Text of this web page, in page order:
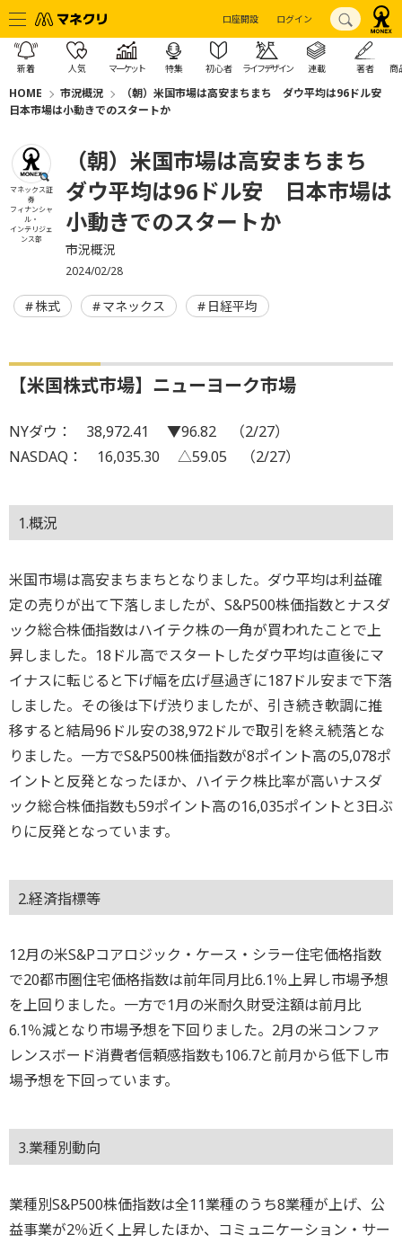
口座開設 ログイン
新着 人気 マーケット 特集 初心者 ライフデザイン 連載 著者 商
HOME 市況概況
（朝）米国市場は高安まちまち ダウ平均は96ドル安
日本市場は小動きでのスタートか
マネックス証
券
フィナンシャ
ル・
インテリジェ
ンス部
（朝）米国市場は高安まちまち
ダウ平均は96ドル安 日本市場は
小動きでのスタートか
市況概況
2024/02/28
株式 マネックス 日経平均
【米国株式市場】ニューヨーク市場
NYダウ： 38,972.41 ▼96.82 （2/27）
NASDAQ： 16,035.30 △59.05 （2/27）
1.概況
米国市場は高安まちまちとなりました。ダウ平均は利益確
定の売りが出て下落しましたが、S&P500株価指数とナスダ
ック総合株価指数はハイテク株の一角が買われたことで上
昇しました。18ドル高でスタートしたダウ平均は直後にマ
イナスに転じると下げ幅を広げ昼過ぎに187ドル安まで下落
しました。その後は下げ渋りましたが、引き続き軟調に推
移すると結局96ドル安の38,972ドルで取引を終え続落とな
りました。一方でS&P500株価指数が8ポイント高の5,078ポ
イントと反発となったほか、ハイテク株比率が高いナスダ
ック総合株価指数も59ポイント高の16,035ポイントと3日ぶ
りに反発となっています。
2.経済指標等
12月の米S&Pコアロジック・ケース・シラー住宅価格指数
で20都市圏住宅価格指数は前年同月比6.1％上昇し市場予想
を上回りました。一方で1月の米耐久財受注額は前月比
6.1％減となり市場予想を下回りました。2月の米コンファ
レンスボード消費者信頼感指数も106.7と前月から低下し市
場予想を下回っています。
3.業種別動向
業種別S&P500株価指数は全11業種のうち8業種が上げ、公
益事業が2％近く上昇したほか、コミュニケーション・サー